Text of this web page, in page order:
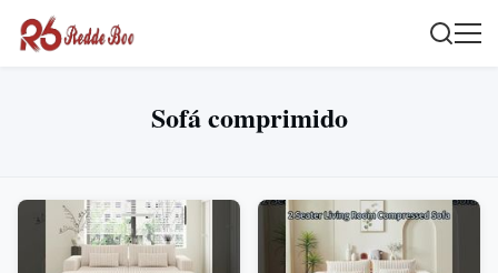
Sofá comprimido